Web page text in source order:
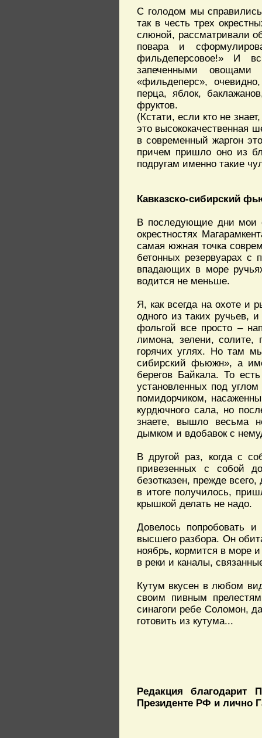
С голодом мы
так в честь трех
слюной, рассматривали
повара и
фильдеперсовое!» И
запеченными
«фильдеперс»,
перца, яблок,
фруктов.
(Кстати, если кто не
это высококачественная
в современный жаргон
причем пришло оно из
подругам именно такие
Кавказско-сибирский
В последующие дни мои
окрестностях
самая южная точка
бетонных резервуарах с
впадающих в море
водится не меньше.
Я, как всегда на охоте и
одного из таких ручьев,
фольгой все просто –
лимона, зелени, солите,
горячих углях. Но там
сибирский фьюжн», а
берегов Байкала. То
установленных под
помидорчиком,
курдючного сала, но
знаете, вышло весьма
дымком и вдобавок с
В другой раз, когда с
привезенных с собой
безотказен, прежде
в итоге получилось,
крышкой делать не надо.
Довелось попробовать и
высшего разбора. Он
ноябрь, кормится в море и
в реки и каналы,
Кутум вкусен в любом
своим пивным
синагоги ребе Соломон,
готовить из кутума...
Редакция благодарит
Президенте РФ и лично